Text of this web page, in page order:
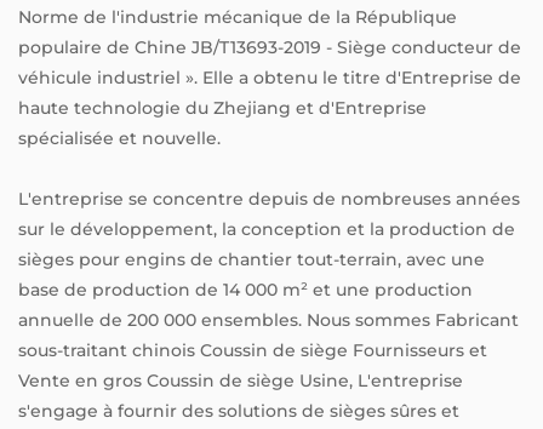
Norme de l'industrie mécanique de la République
populaire de Chine JB/T13693-2019 - Siège conducteur de
véhicule industriel ». Elle a obtenu le titre d'Entreprise de
haute technologie du Zhejiang et d'Entreprise
spécialisée et nouvelle.
L'entreprise se concentre depuis de nombreuses années
sur le développement, la conception et la production de
sièges pour engins de chantier tout-terrain, avec une
base de production de 14 000 m² et une production
annuelle de 200 000 ensembles. Nous sommes Fabricant
sous-traitant chinois Coussin de siège Fournisseurs et
Vente en gros Coussin de siège Usine, L'entreprise
s'engage à fournir des solutions de sièges sûres et